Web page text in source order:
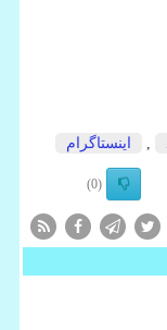
اینستاگرام
(0)